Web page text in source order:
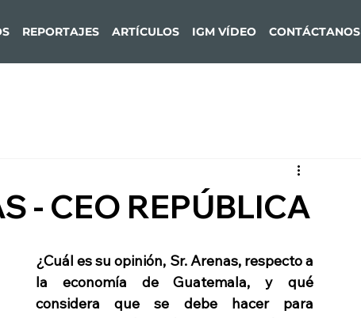
REPORTAJES ARTÍCULOS IGM VÍDEO CONTÁCTANOS
- CEO REPÚBLICA
¿Cuál es su opinión, Sr. Arenas, respecto a
la economía de Guatemala, y qué
considera que se debe hacer para